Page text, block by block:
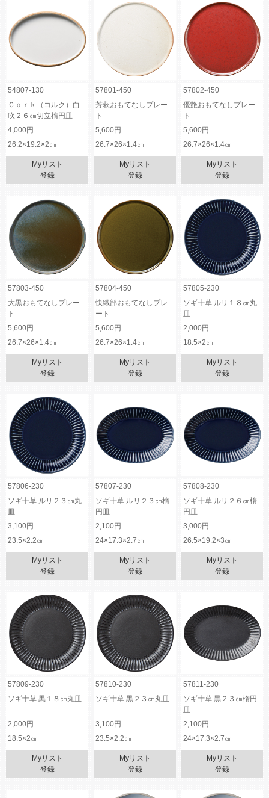
54807-130 57801-450
57802-450
Ｃｏｒｋ（コルク）白
吹２６㎝切立楕円皿
芳萩おもてなしプレー
ト
優艶おもてなしプレー
ト
4,000円
5,600円
5,600円
26.2×19.2×2㎝
26.7×26×1.4㎝ 26.7×26×1.4㎝
Myリスト
登録
Myリスト
登録
Myリスト
登録
57803-450 57804-450
57805-230
大黒おもてなしプレー
ト
快織部おもてなしプレ
ート
ソギ十草 ルリ１８㎝丸
皿
5,600円
5,600円
2,000円
26.7×26×1.4㎝
26.7×26×1.4㎝ 18.5×2㎝
Myリスト
登録
Myリスト
登録
Myリスト
登録
57806-230 57807-230
57808-230
ソギ十草 ルリ２３㎝丸
皿
ソギ十草 ルリ２３㎝楕
円皿
ソギ十草 ルリ２６㎝楕
円皿
3,100円
2,100円
3,000円
23.5×2.2㎝
24×17.3×2.7㎝ 26.5×19.2×3㎝
Myリスト
登録
Myリスト
登録
Myリスト
登録
57809-230 57810-230
57811-230
ソギ十草 黒１８㎝丸皿
ソギ十草 黒２３㎝丸皿
ソギ十草 黒２３㎝楕円
皿
2,000円
3,100円
2,100円
18.5×2㎝
23.5×2.2㎝ 24×17.3×2.7㎝
Myリスト
登録
Myリスト
登録
Myリスト
登録